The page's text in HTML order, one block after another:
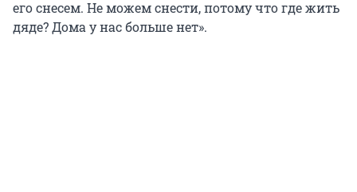
его снесем. Не можем снести, потому что где жить
дяде? Дома у нас больше нет».